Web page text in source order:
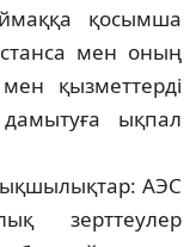
қосымша
мен оның
қызметтерді
дамытуға ықпал
АЭС
зерттеулер